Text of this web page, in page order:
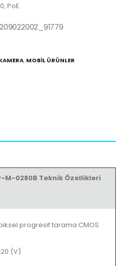
PoE
, MOBIL ÜRÜNLER
M-0280B Teknik Özellikleri
progresif tarama CMOS
(V)